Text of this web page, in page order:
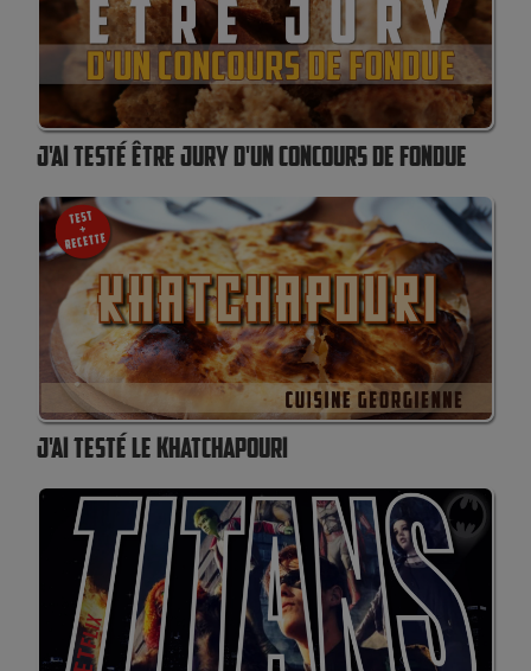
J'AI TESTÉ ÊTRE JURY D'UN CONCOURS DE FONDUE
J'AI TESTÉ LE KHATCHAPOURI